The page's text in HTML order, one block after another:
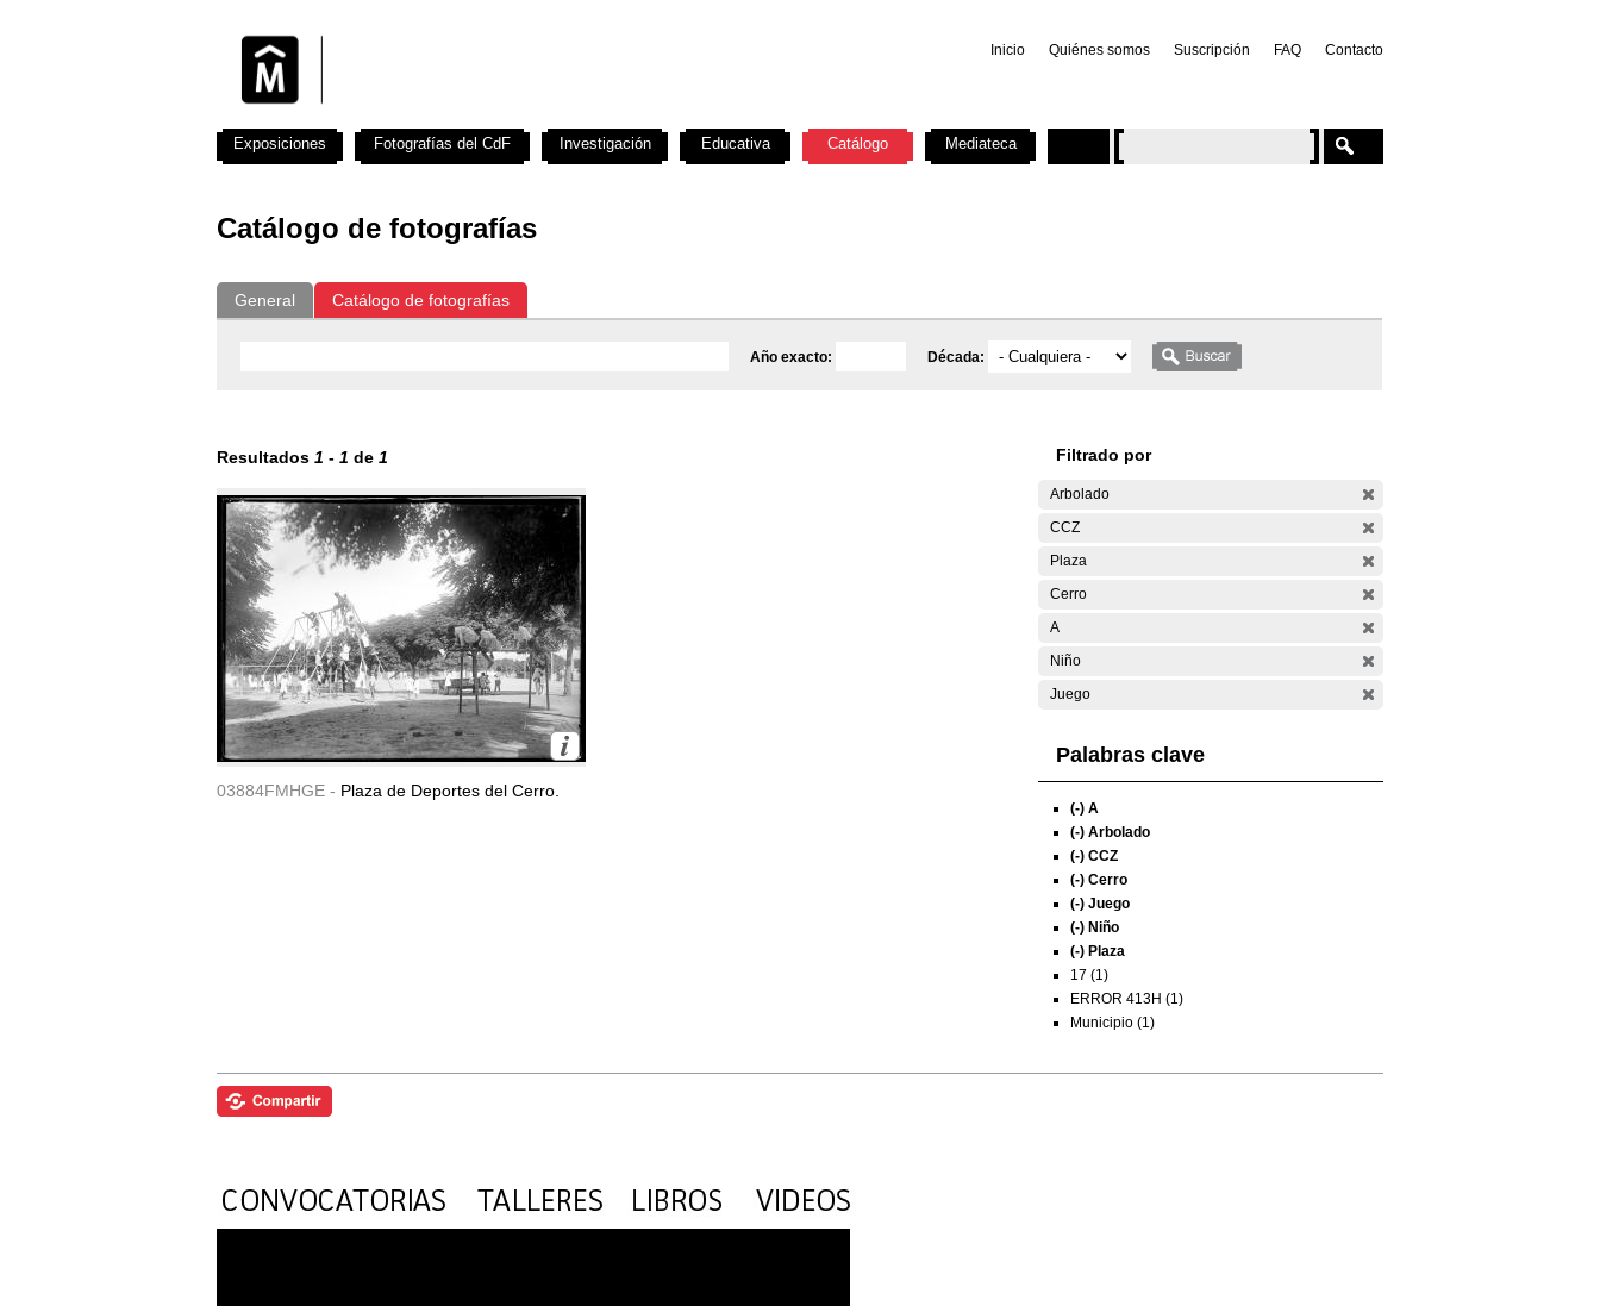
Inicio Quiénes somos Suscripción FAQ Contacto
Catálogo de fotografías
General Catálogo de fotografías
Año exacto: Década:
Resultados 1 - 1 de 1
03884FMHGE - Plaza de Deportes del Cerro.
Filtrado por
Arbolado
CCZ
Plaza
Cerro
A
Niño
Juego
Palabras clave
(-) A
(-) Arbolado
(-) CCZ
(-) Cerro
(-) Juego
(-) Niño
(-) Plaza
17 (1)
ERROR 413H (1)
Municipio (1)
Exposiciones Fotografías del CdF Investigación Educativa Catálogo Mediateca